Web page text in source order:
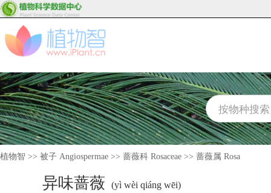
植物智 >> 被子 Angiospermae >> 蔷薇科 Rosaceae >> 蔷薇属 Rosa
异味蔷薇 (yì wèi qiáng wēi)